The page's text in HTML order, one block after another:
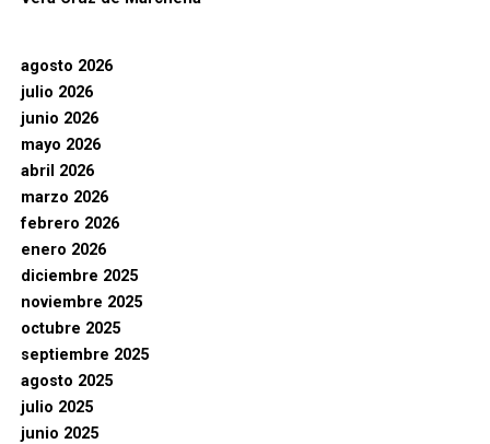
agosto 2026
julio 2026
junio 2026
mayo 2026
abril 2026
marzo 2026
febrero 2026
enero 2026
diciembre 2025
noviembre 2025
octubre 2025
septiembre 2025
agosto 2025
julio 2025
junio 2025